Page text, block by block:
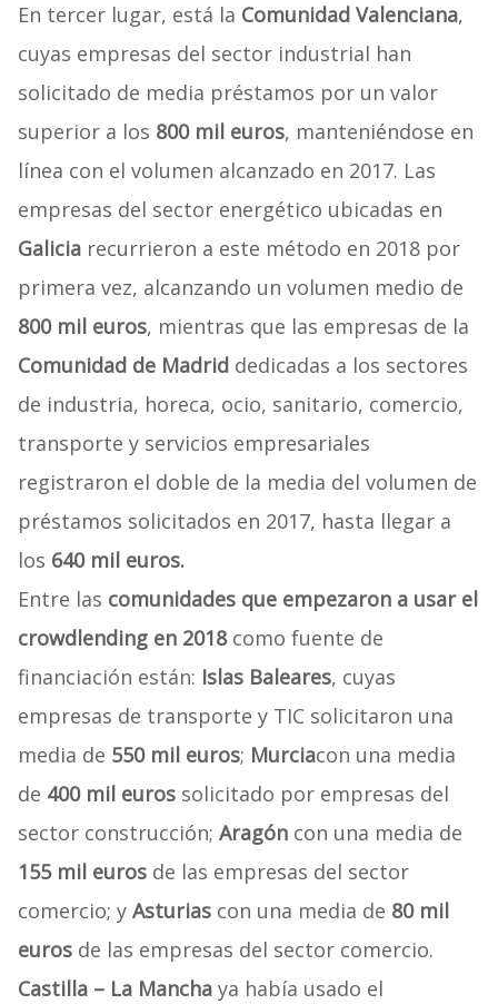
En tercer lugar, está la Comunidad Valenciana,
cuyas empresas del sector industrial han
solicitado de media préstamos por un valor
superior a los 800 mil euros, manteniéndose en
línea con el volumen alcanzado en 2017. Las
empresas del sector energético ubicadas en
Galiciarecurrieron a este método en 2018 por
primera vez, alcanzando un volumen medio de
800 mil euros, mientras que las empresas de la
Comunidad de Madriddedicadas a los sectores
de industria, horeca, ocio, sanitario, comercio,
transporte y servicios empresariales
registraron el doble de la media del volumen de
préstamos solicitados en 2017, hasta llegar a
los 640 mil euros.
Entre las comunidades que empezaron a usar el
crowdlending en 2018como fuente de
financiación están: Islas Baleares, cuyas
empresas de transporte y TIC solicitaron una
media de 550 mil euros; Murciacon una media
de 400 mil eurossolicitado por empresas del
sector construcción; Aragóncon una media de
155 mil eurosde las empresas del sector
comercio; y Asturiascon una media de 80 mil
eurosde las empresas del sector comercio.
Castilla – La Mancha ya había usado el